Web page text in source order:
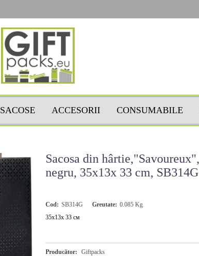
SACOSE ACCESORII CONSUMABILE
Sacosa din hârtie,"Savoureux",
negru, 35x13x 33 cm, SB314G
Cod: SB314G Greutate: 0.085 Kg
35x13x 33 см
Producător: Giftpacks